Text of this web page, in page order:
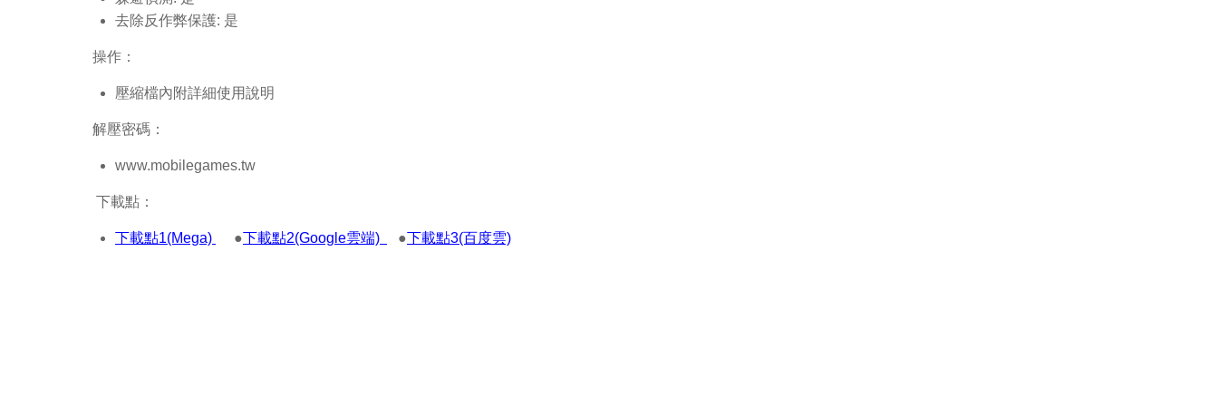
去除反作弊保護: 是
操作：
壓縮檔內附詳細使用說明
解壓密碼：
www.mobilegames.tw
下載點：
下載點1(Mega) ●下載點2(Google雲端) ●下載點3(百度雲)